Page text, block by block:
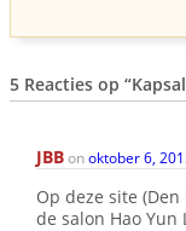
5 Reacties op
JBBonoktober 6,
Op deze site
de salon Hao Yun